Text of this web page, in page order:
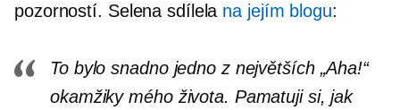
pozorností. Selena sdílela na jejím blogu:
To bylo snadno jedno z největších „Aha!“
okamžiky mého života. Pamatuji si, jak